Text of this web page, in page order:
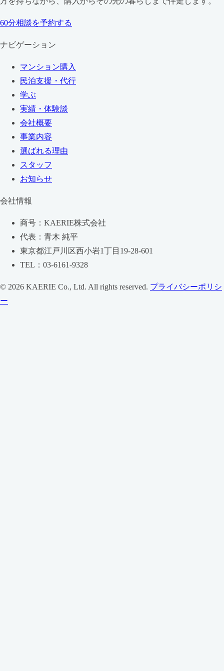
60分相談を予約する
ナビゲーション
マンション購入
民泊支援・代行
学ぶ
実績・体験談
会社概要
事業内容
選ばれる理由
スタッフ
お知らせ
会社情報
商号：KAERIE株式会社
代表：青木 純平
東京都江戸川区西小岩1丁目19-28-601
TEL：03-6161-9328
© 2026 KAERIE Co., Ltd. All rights reserved. プライバシーポリシ
ー